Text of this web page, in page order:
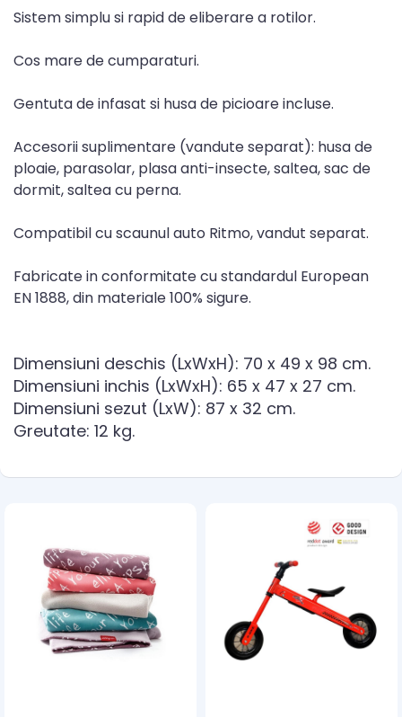
Sistem simplu si rapid de eliberare a rotilor.
Cos mare de cumparaturi.
Gentuta de infasat si husa de picioare incluse.
Accesorii suplimentare (vandute separat): husa de
ploaie, parasolar, plasa anti-insecte, saltea, sac de
dormit, saltea cu perna.
Compatibil cu scaunul auto Ritmo, vandut separat.
Fabricate in conformitate cu standardul European
EN 1888, din materiale 100% sigure.
Dimensiuni deschis (LxWxH): 70 x 49 x 98 cm.
Dimensiuni inchis (LxWxH): 65 x 47 x 27 cm.
Dimensiuni sezut (LxW): 87 x 32 cm.
Greutate: 12 kg.